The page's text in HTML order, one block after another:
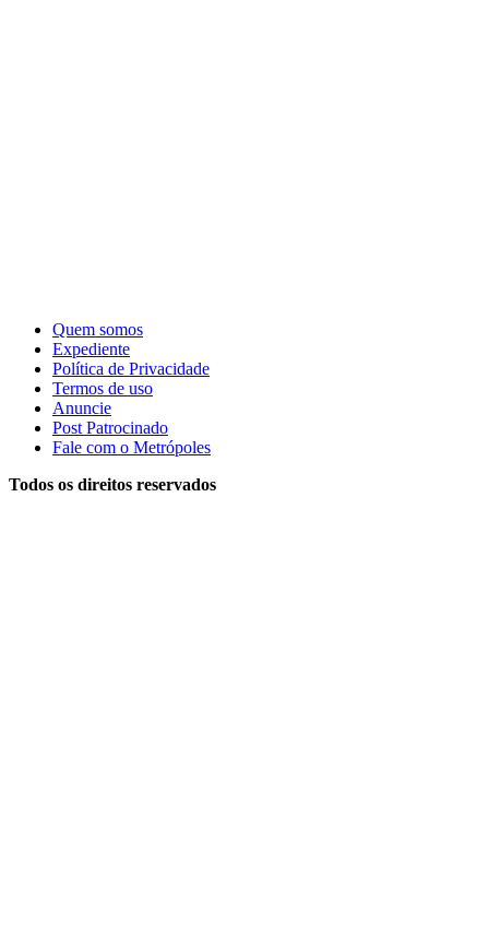
Quem somos
Expediente
Política de Privacidade
Termos de uso
Anuncie
Post Patrocinado
Fale com o Metrópoles
Todos os direitos reservados